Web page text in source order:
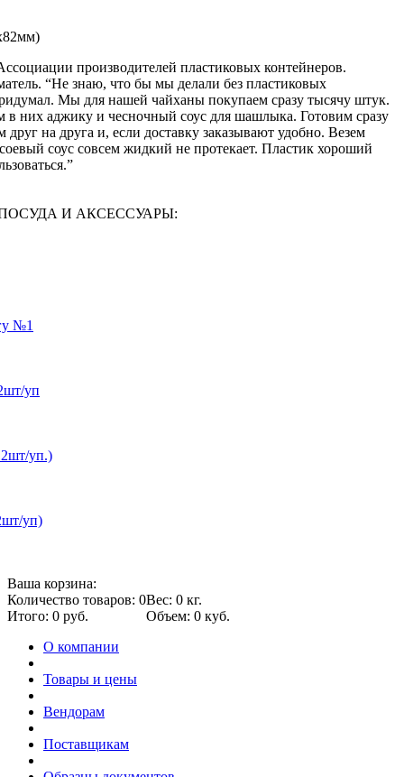
производителей пластиковых контейнеров.
“Не знаю, что бы мы делали без пластиковых
Мы для нашей чайханы покупаем сразу тысячу штук.
в них аджику и чесночный соус для шашлыка. Готовим сразу
на друга и, если доставку заказывают удобно. Везем
соус совсем жидкий не протекает. Пластик хороший
ПОСУДА И АКСЕССУАРЫ:
№1
уп
уп.)
уп)
Ваша корзина:
Количество товаров: 0Вес: 0 кг.
Итого: 0 руб.
Объем: 0 куб.
О компании
Товары и цены
Вендорам
Поставщикам